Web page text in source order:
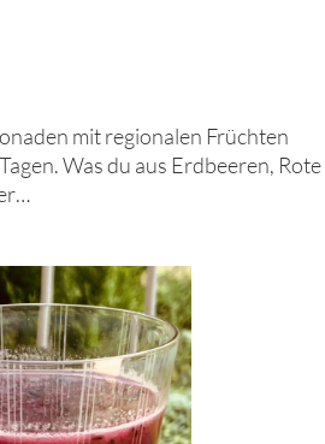
mit regionalen Früchten
Was du aus Erdbeeren, Rote